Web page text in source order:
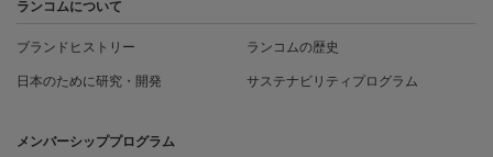
ランコムについて
ブランドヒストリー ランコムの歴史
日本のために研究・開発 サステナビリティプログラム
メンバーシッププログラム